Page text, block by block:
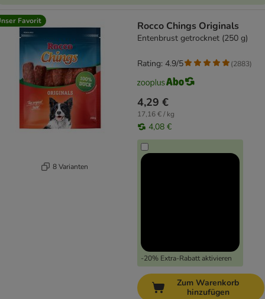
Favorit
8 Varianten
Rocco Chings Originals
Entenbrust getrocknet (250 g)
4,29 €
17,16 € / kg
4,08 €
-20% Extra-Rabatt aktivieren
Rating: 4.9/5 (2883)
Zum Warenkorb
hinzufügen